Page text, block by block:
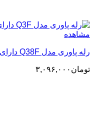
مشاهده
رله پاوری مدل Q38F دارای 220 ولت و 11 پین 3 کنتاکت 40 آمپر
تومان ۳,۰۹۶,۰۰۰